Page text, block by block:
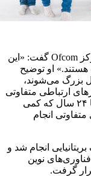
“جین رامبل”(Jane Rumble) مدیر تحقیقات مرکز Ofcom گفت: «این
هستند.» او توضیح
بزرگ می‌شوند،
ارتباطی متفاوتی
را می‌آموزند و حتی در مقابل گروه سنی ۱۶ تا ۲۴ سال که کمی
انجام
۲۰۰۰ بزرگسال و ۸۰۰ کودک بریتانیایی انجام شد و
نوین
گرفت.